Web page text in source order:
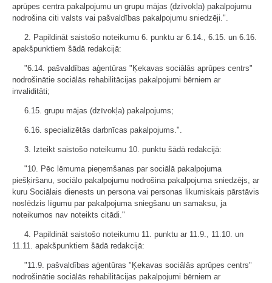
aprūpes centra pakalpojumu un grupu mājas (dzīvokļa) pakalpojumu
nodrošina citi valsts vai pašvaldības pakalpojumu sniedzēji.".
2. Papildināt saistošo noteikumu 6. punktu ar 6.14., 6.15. un 6.16.
apakšpunktiem šādā redakcijā:
"6.14. pašvaldības aģentūras "Ķekavas sociālās aprūpes centrs"
nodrošinātie sociālās rehabilitācijas pakalpojumi bērniem ar
invaliditāti;
6.15. grupu mājas (dzīvokļa) pakalpojums;
6.16. specializētās darbnīcas pakalpojums.".
3. Izteikt saistošo noteikumu 10. punktu šādā redakcijā:
"10. Pēc lēmuma pieņemšanas par sociālā pakalpojuma
piešķiršanu, sociālo pakalpojumu nodrošina pakalpojuma sniedzējs, ar
kuru Sociālais dienests un persona vai personas likumiskais pārstāvis
noslēdzis līgumu par pakalpojuma sniegšanu un samaksu, ja
noteikumos nav noteikts citādi."
4. Papildināt saistošo noteikumu 11. punktu ar 11.9., 11.10. un
11.11. apakšpunktiem šādā redakcijā:
"11.9. pašvaldības aģentūras "Ķekavas sociālās aprūpes centrs"
nodrošinātie sociālās rehabilitācijas pakalpojumi bērniem ar